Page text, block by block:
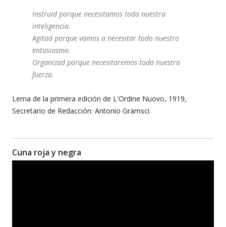
Instruid porque necesitamos toda nuestra
inteligencia.
Agitad porque vamos a necesitar todo nuestro
entusiasmo.
Organizad porque necesitaremos toda nuestra
fuerza.
Lema de la primera edición de L'Ordine Nuovo, 1919,
Secretario de Redacción: Antonio Gramsci.
Cuna roja y negra